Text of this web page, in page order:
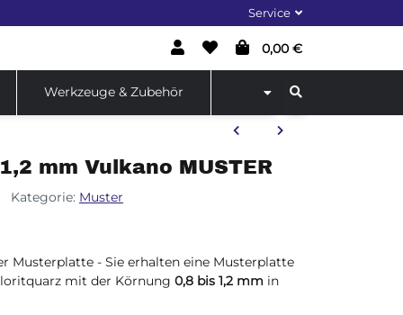
Service
0,00 €
Werkzeuge & Zubehör
mm Vulkano MUSTER
Kategorie: Muster
Musterplatte - Sie erhalten eine Musterplatte
mit der Körnung 0,8 bis 1,2 mm in